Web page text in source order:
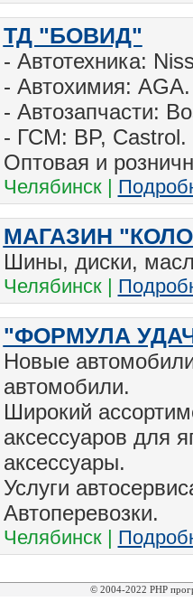
ТД "БОВИД"
- Автотехника:
- Автохимия: AGA.
- Автозапчасти:
- ГСМ: BP, Castrol.
Оптовая и
Челябинск |
МАГАЗИН
Шины, диски,
Челябинск |
"ФОРМУЛА
Новые
автомобили.
Широкий
аксессуаров для
аксессуары.
Услуги
Автоперевозки.
Челябинск |
© 2004-2022 PHP